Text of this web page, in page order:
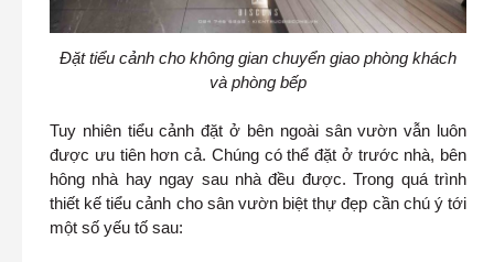
Đặt tiểu cảnh cho không gian chuyển giao phòng khách
và phòng bếp
Tuy nhiên tiểu cảnh đặt ở bên ngoài sân vườn vẫn luôn
được ưu tiên hơn cả. Chúng có thể đặt ở trước nhà, bên
hông nhà hay ngay sau nhà đều được. Trong quá trình
thiết kế tiểu cảnh cho sân vườn biệt thự đẹp cần chú ý tới
một số yếu tố sau: